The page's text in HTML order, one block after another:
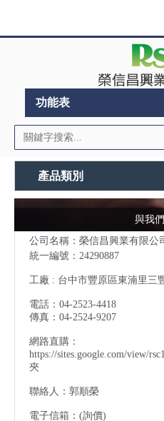
功能表
產品類別
與我
公司名稱：榮信昌興業有限公
統一編號：24290887
工廠 : 台中市豐原區東湳里三
電話：04-2523-4418
傳真：04-2524-9207
網路直購：
https://sites.google.com/view/
夾
聯絡人：郭順榮
電子信箱： (詢價)